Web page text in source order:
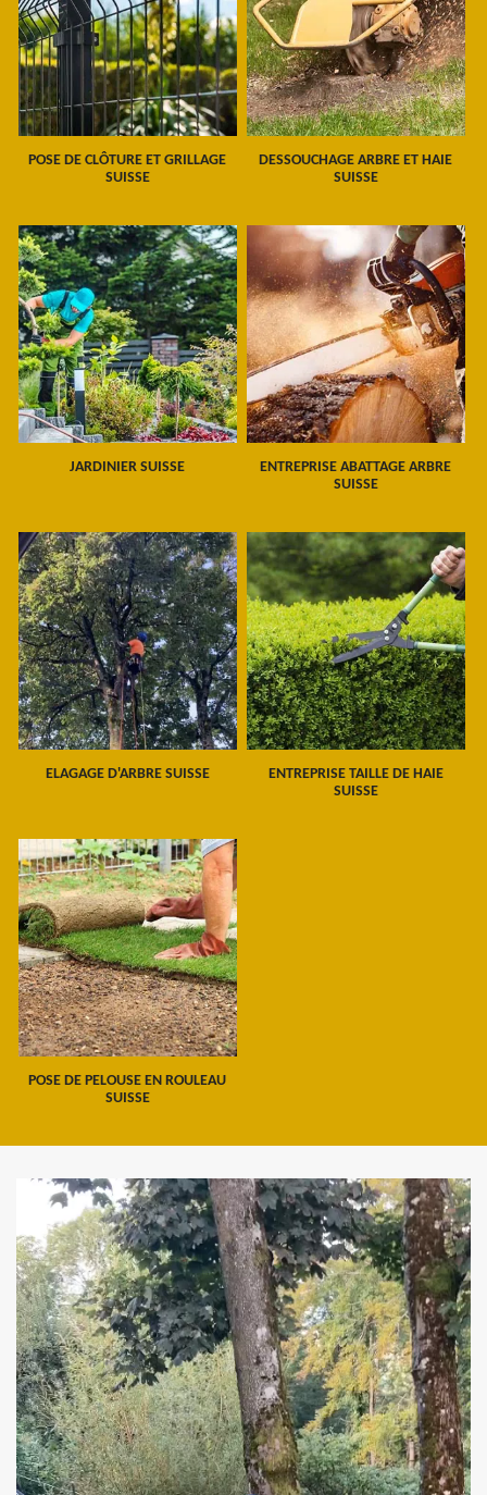
POSE DE CLÔTURE ET GRILLAGE
SUISSE
DESSOUCHAGE ARBRE ET HAIE
SUISSE
JARDINIER SUISSE
ENTREPRISE ABATTAGE ARBRE
SUISSE
ELAGAGE D'ARBRE SUISSE
ENTREPRISE TAILLE DE HAIE
SUISSE
POSE DE PELOUSE EN ROULEAU
SUISSE